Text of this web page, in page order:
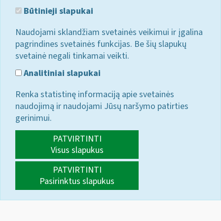
Būtinieji slapukai
Naudojami sklandžiam svetainės veikimui ir įgalina
pagrindines svetainės funkcijas. Be šių slapukų
svetainė negali tinkamai veikti.
Analitiniai slapukai
Renka statistinę informaciją apie svetainės
naudojimą ir naudojami Jūsų naršymo patirties
gerinimui.
PATVIRTINTI
Visus slapukus
PATVIRTINTI
Pasirinktus slapukus